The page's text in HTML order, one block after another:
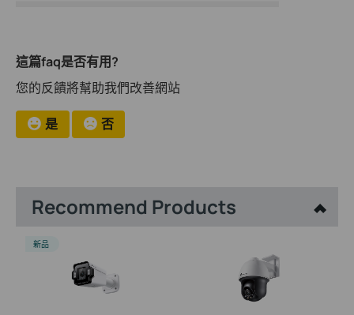
這篇faq是否有用?
您的反饋將幫助我們改善網站
是 否
Recommend Products
新品